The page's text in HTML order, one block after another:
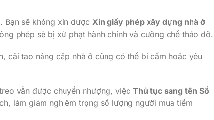
Bạn sẽ không xin được Xin giấy phép xây dựng nhà ở
phép sẽ bị xử phạt hành chính và cưỡng chế tháo dỡ.
cải tạo nâng cấp nhà ở cũng có thể bị cấm hoặc yêu
vẫn được chuyển nhượng, việc Thủ tục sang tên Sổ
làm giảm nghiêm trọng số lượng người mua tiềm